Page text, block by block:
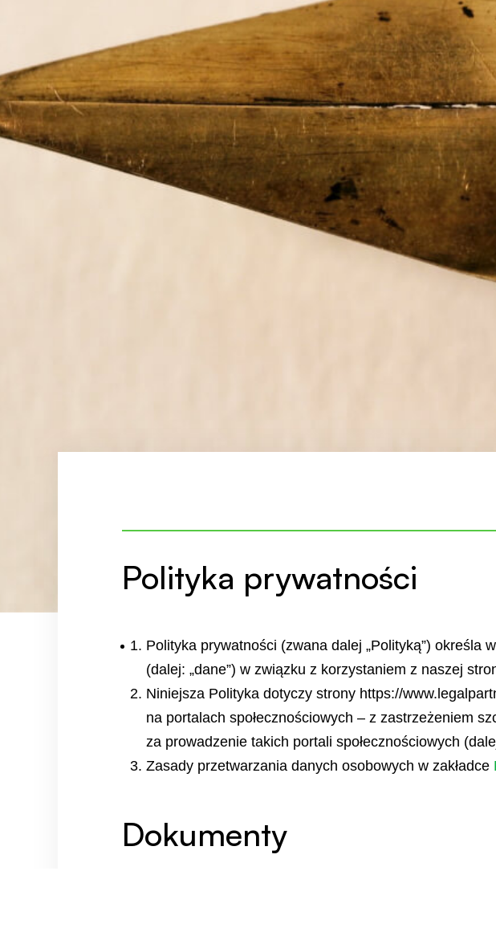
Polityka prywatności
Polityka prywatności (zwana dalej „Polityką”)
(dalej: „dane”) w związku z korzystaniem z naszej
Niniejsza Polityka dotyczy strony https://
na portalach społecznościowych – z zastrzeżeniem
za prowadzenie takich portali społecznościowych
Zasady przetwarzania danych osobowych w zakładce
Dokumenty